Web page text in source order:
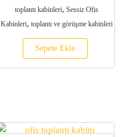
toplantı kabinleri, Sessiz Ofis
Kabinleri, toplantı ve görüşme kabinleri
Sepete Ekle